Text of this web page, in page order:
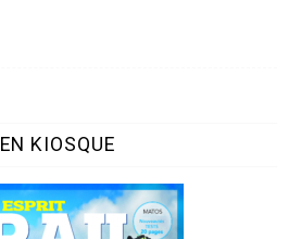
EN KIOSQUE